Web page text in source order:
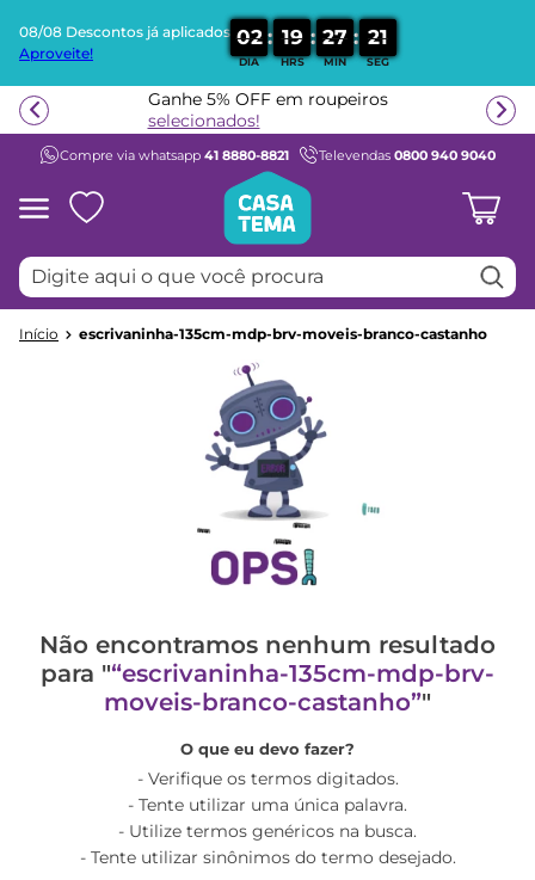
08/08 Descontos já aplicados
Aproveite!
02
DIA
: 19
HRS
: 27
MIN
: 21
SEG
Ganhe 5% OFF em roupeiros
selecionados!
Compre via whatsapp 41 8880-8821 Televendas 0800 940 9040
Digite aqui o que você procura
escrivaninha-135cm-mdp-brv-moveis-branco-castanho
Não encontramos nenhum resultado
para " escrivaninha-135cm-mdp-brv-
moveis-branco-castanho "
O que eu devo fazer?
Verifique os termos digitados.
Tente utilizar uma única palavra.
Utilize termos genéricos na busca.
Tente utilizar sinônimos do termo desejado.
1º
guarda roupa
3º
aria
º
escrivaninha
6º
treliche